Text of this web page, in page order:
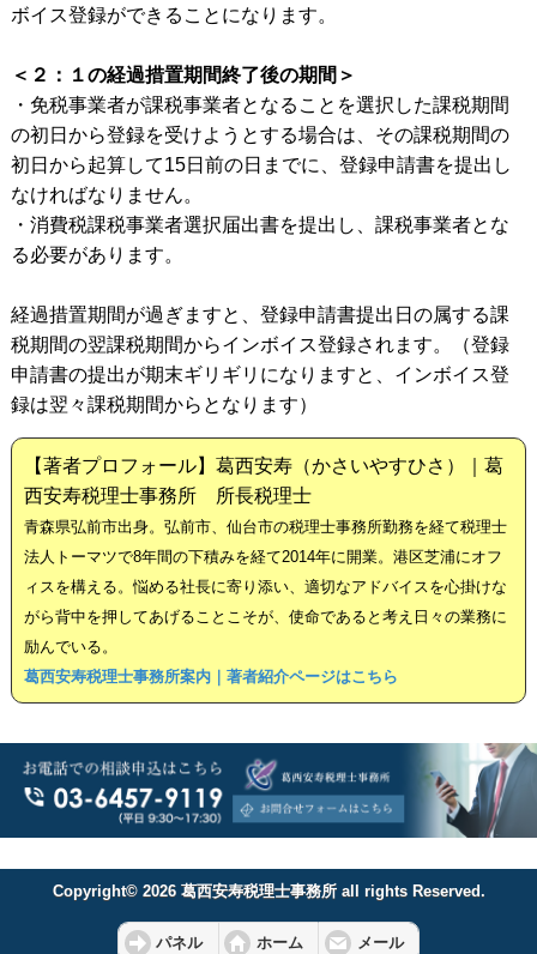
ボイス登録ができることになります。
＜２：１の経過措置期間終了後の期間＞
・免税事業者が課税事業者となることを選択した課税期間
の初日から登録を受けようとする場合は、その課税期間の
初日から起算して15日前の日までに、登録申請書を提出し
なければなりません。
・消費税課税事業者選択届出書を提出し、課税事業者とな
る必要があります。
経過措置期間が過ぎますと、登録申請書提出日の属する課
税期間の翌課税期間からインボイス登録されます。（登録
申請書の提出が期末ギリギリになりますと、インボイス登
録は翌々課税期間からとなります）
【著者プロフォール】葛西安寿（かさいやすひさ）｜葛
西安寿税理士事務所 所長税理士
青森県弘前市出身。弘前市、仙台市の税理士事務所勤務を経て税理士
法人トーマツで8年間の下積みを経て2014年に開業。港区芝浦にオフ
ィスを構える。悩める社長に寄り添い、適切なアドバイスを心掛けな
がら背中を押してあげることこそが、使命であると考え日々の業務に
励んでいる。
葛西安寿税理士事務所案内｜著者紹介ページはこちら
Copyright© 2026 葛西安寿税理士事務所 all rights Reserved.
パネル ホーム メール